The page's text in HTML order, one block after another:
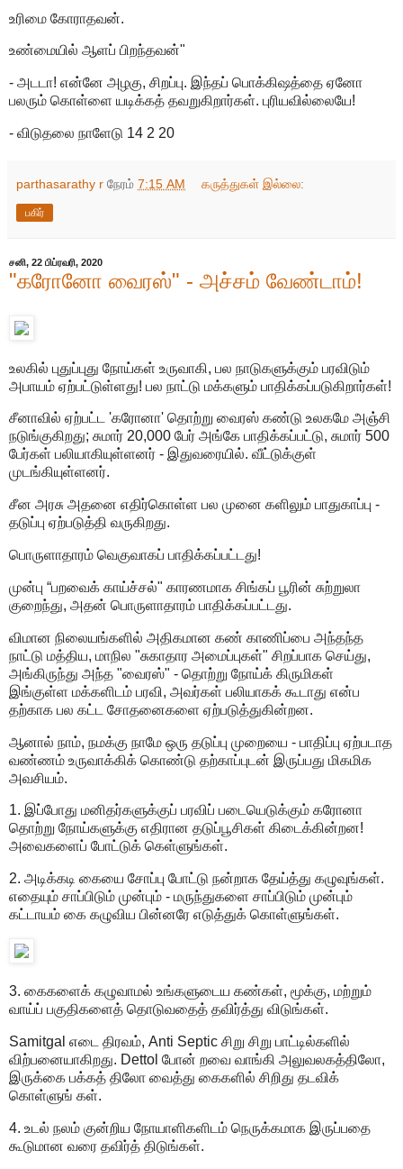
உரிமை கோராதவன்.
உண்மையில் ஆளப் பிறந்தவன்"
- அடடா! என்னே அழகு, சிறப்பு. இந்தப் பொக்கிஷத்தை ஏனோ
பலரும் கொள்ளை யடிக்கத் தவறுகிறார்கள். புரியவில்லையே!
- விடுதலை நாளேடு 14 2 20
parthasarathy r நேரம் 7:15 AM கருத்துகள் இல்லை:
பகிர்
சனி, 22 பிப்ரவரி, 2020
"கரோனோ வைரஸ்" - அச்சம் வேண்டாம்!
உலகில் புதுப்புது நோய்கள் உருவாகி, பல நாடுகளுக்கும் பரவிடும்
அபாயம் ஏற்பட்டுள்ளது! பல நாட்டு மக்களும் பாதிக்கப்படுகிறார்கள்!
சீனாவில் ஏற்பட்ட 'கரோனா' தொற்று வைரஸ் கண்டு உலகமே அஞ்சி
நடுங்குகிறது; சுமார் 20,000 பேர் அங்கே பாதிக்கப்பட்டு, சுமார் 500
பேர்கள் பலியாகியுள்ளனர் - இதுவரையில். வீட்டுக்குள்
முடங்கியுள்ளனர்.
சீன அரசு அதனை எதிர்கொள்ள பல முனை களிலும் பாதுகாப்பு -
தடுப்பு ஏற்படுத்தி வருகிறது.
பொருளாதாரம் வெகுவாகப் பாதிக்கப்பட்டது!
முன்பு “பறவைக் காய்ச்சல்" காரணமாக சிங்கப் பூரின் சுற்றுலா
குறைந்து, அதன் பொருளாதாரம் பாதிக்கப்பட்டது.
விமான நிலையங்களில் அதிகமான கண் காணிப்பை அந்தந்த
நாட்டு மத்திய, மாநில "சுகாதார அமைப்புகள்" சிறப்பாக செய்து,
அங்கிருந்து அந்த "வைரஸ்" - தொற்று நோய்க் கிருமிகள்
இங்குள்ள மக்களிடம் பரவி, அவர்கள் பலியாகக் கூடாது என்ப
தற்காக பல கட்ட சோதனைகளை ஏற்படுத்துகின்றன.
ஆனால் நாம், நமக்கு நாமே ஒரு தடுப்பு முறையை - பாதிப்பு ஏற்படாத
வண்ணம் உருவாக்கிக் கொண்டு தற்காப்புடன் இருப்பது மிகமிக
அவசியம்.
1. இப்போது மனிதர்களுக்குப் பரவிப் படையெடுக்கும் கரோனா
தொற்று நோய்களுக்கு எதிரான தடுப்பூசிகள் கிடைக்கின்றன!
அவைகளைப் போட்டுக் கெள்ளுங்கள்.
2. அடிக்கடி கையை சோப்பு போட்டு நன்றாக தேய்த்து கழுவுங்கள்.
எதையும் சாப்பிடும் முன்பும் - மருந்துகளை சாப்பிடும் முன்பும்
கட்டாயம் கை கழுவிய பின்னரே எடுத்துக் கொள்ளுங்கள்.
3. கைகளைக் கழுவாமல் உங்களுடைய கண்கள், மூக்கு, மற்றும்
வாய்ப் பகுதிகளைத் தொடுவதைத் தவிர்த்து விடுங்கள்.
Samitgal எடை திரவம், Anti Septic சிறு சிறு பாட்டில்களில்
விற்பனையாகிறது. Dettol போன் றவை வாங்கி அலுவலகத்திலோ,
இருக்கை பக்கத் திலோ வைத்து கைகளில் சிறிது தடவிக்
கொள்ளுங் கள்.
4. உடல் நலம் குன்றிய நோயாளிகளிடம் நெருக்கமாக இருப்பதை
கூடுமான வரை தவிர்த் திடுங்கள்.